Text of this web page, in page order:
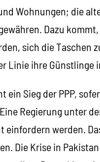
Wohnungen; die
Dazu
sich die Taschen
Linie ihre Günstlinge
ein Sieg der PPP,
Regierung unter
einfordern werden.
Die Krise in